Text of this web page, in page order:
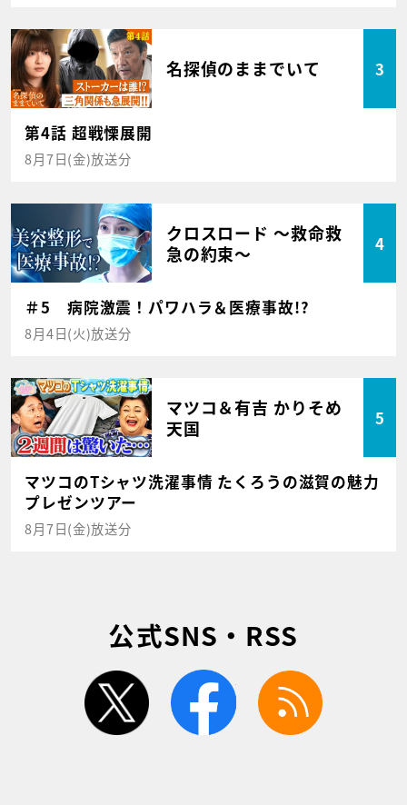
名探偵のままでいて 3
第4話 超戦慄展開
8月7日(金)放送分
クロスロード ～救命救
急の約束～
4
＃5 病院激震！パワハラ＆医療事故!?
8月4日(火)放送分
マツコ＆有吉 かりそめ
天国
5
マツコのTシャツ洗濯事情 たくろうの滋賀の魅力
プレゼンツアー
8月7日(金)放送分
公式SNS・RSS
twitter facebook